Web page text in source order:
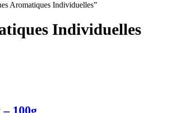
Aromatiques Individuelles”
Individuelles
100g